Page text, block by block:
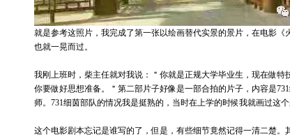
就是参考这照片，我完成了第一张以绘画替代实景的景片，在电影
也就一晃而过。
我刚上班时，柴主任就对我说：＂你就是正规大学毕业生，现在做特
你要做好思想准备。＂第二部片子好像是一部合拍的片子，内容是
师。731细茵部队的情况我是挺熟的，当时在上学的时候我就画过这个
这个电影剧本忘记是谁写的了，但是，有些细节竟然记得一清二楚